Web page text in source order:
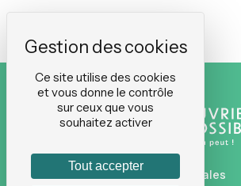
Mentions légales
Ce site utilise des cookies
et vous donne le contrôle
sur ceux que vous
souhaitez activer
Tout accepter